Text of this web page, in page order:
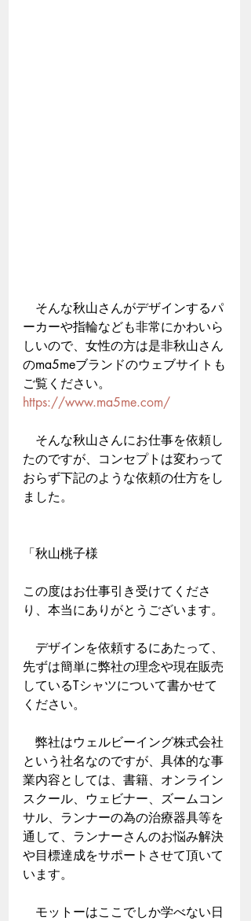
そんな秋山さんがデザインするパ
ーカーや指輪なども非常にかわいら
しいので、女性の方は是非秋山さん
のma5meブランドのウェブサイトも
ご覧ください。
https://www.ma5me.com/
そんな秋山さんにお仕事を依頼し
たのですが、コンセプトは変わって
おらず下記のような依頼の仕方をし
ました。
「秋山桃子様
この度はお仕事引き受けてくださ
り、本当にありがとうございます。
デザインを依頼するにあたって、
先ずは簡単に弊社の理念や現在販売
しているTシャツについて書かせて
ください。
弊社はウェルビーイング株式会社
という社名なのですが、具体的な事
業内容としては、書籍、オンライン
スクール、ウェビナー、ズームコン
サル、ランナーの為の治療器具等を
通して、ランナーさんのお悩み解決
や目標達成をサポートさせて頂いて
います。
モットーはここでしか学べない日